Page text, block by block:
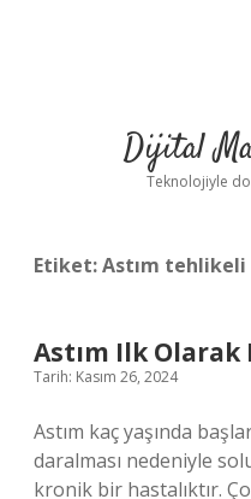
Dijital
Teknolojiyle
Etiket:Astım
Astım Ilk Olarak
Tarih: Kasım 26, 2024
Astım kaç yaşında
daralması nedeniyle
kronik bir hastalıktır.